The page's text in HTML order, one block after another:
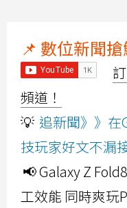
📌 數位新聞搶
頻道！
💡 追新聞》》在
技玩家好文不漏
📢 Galaxy Z
工效能 同時爽玩